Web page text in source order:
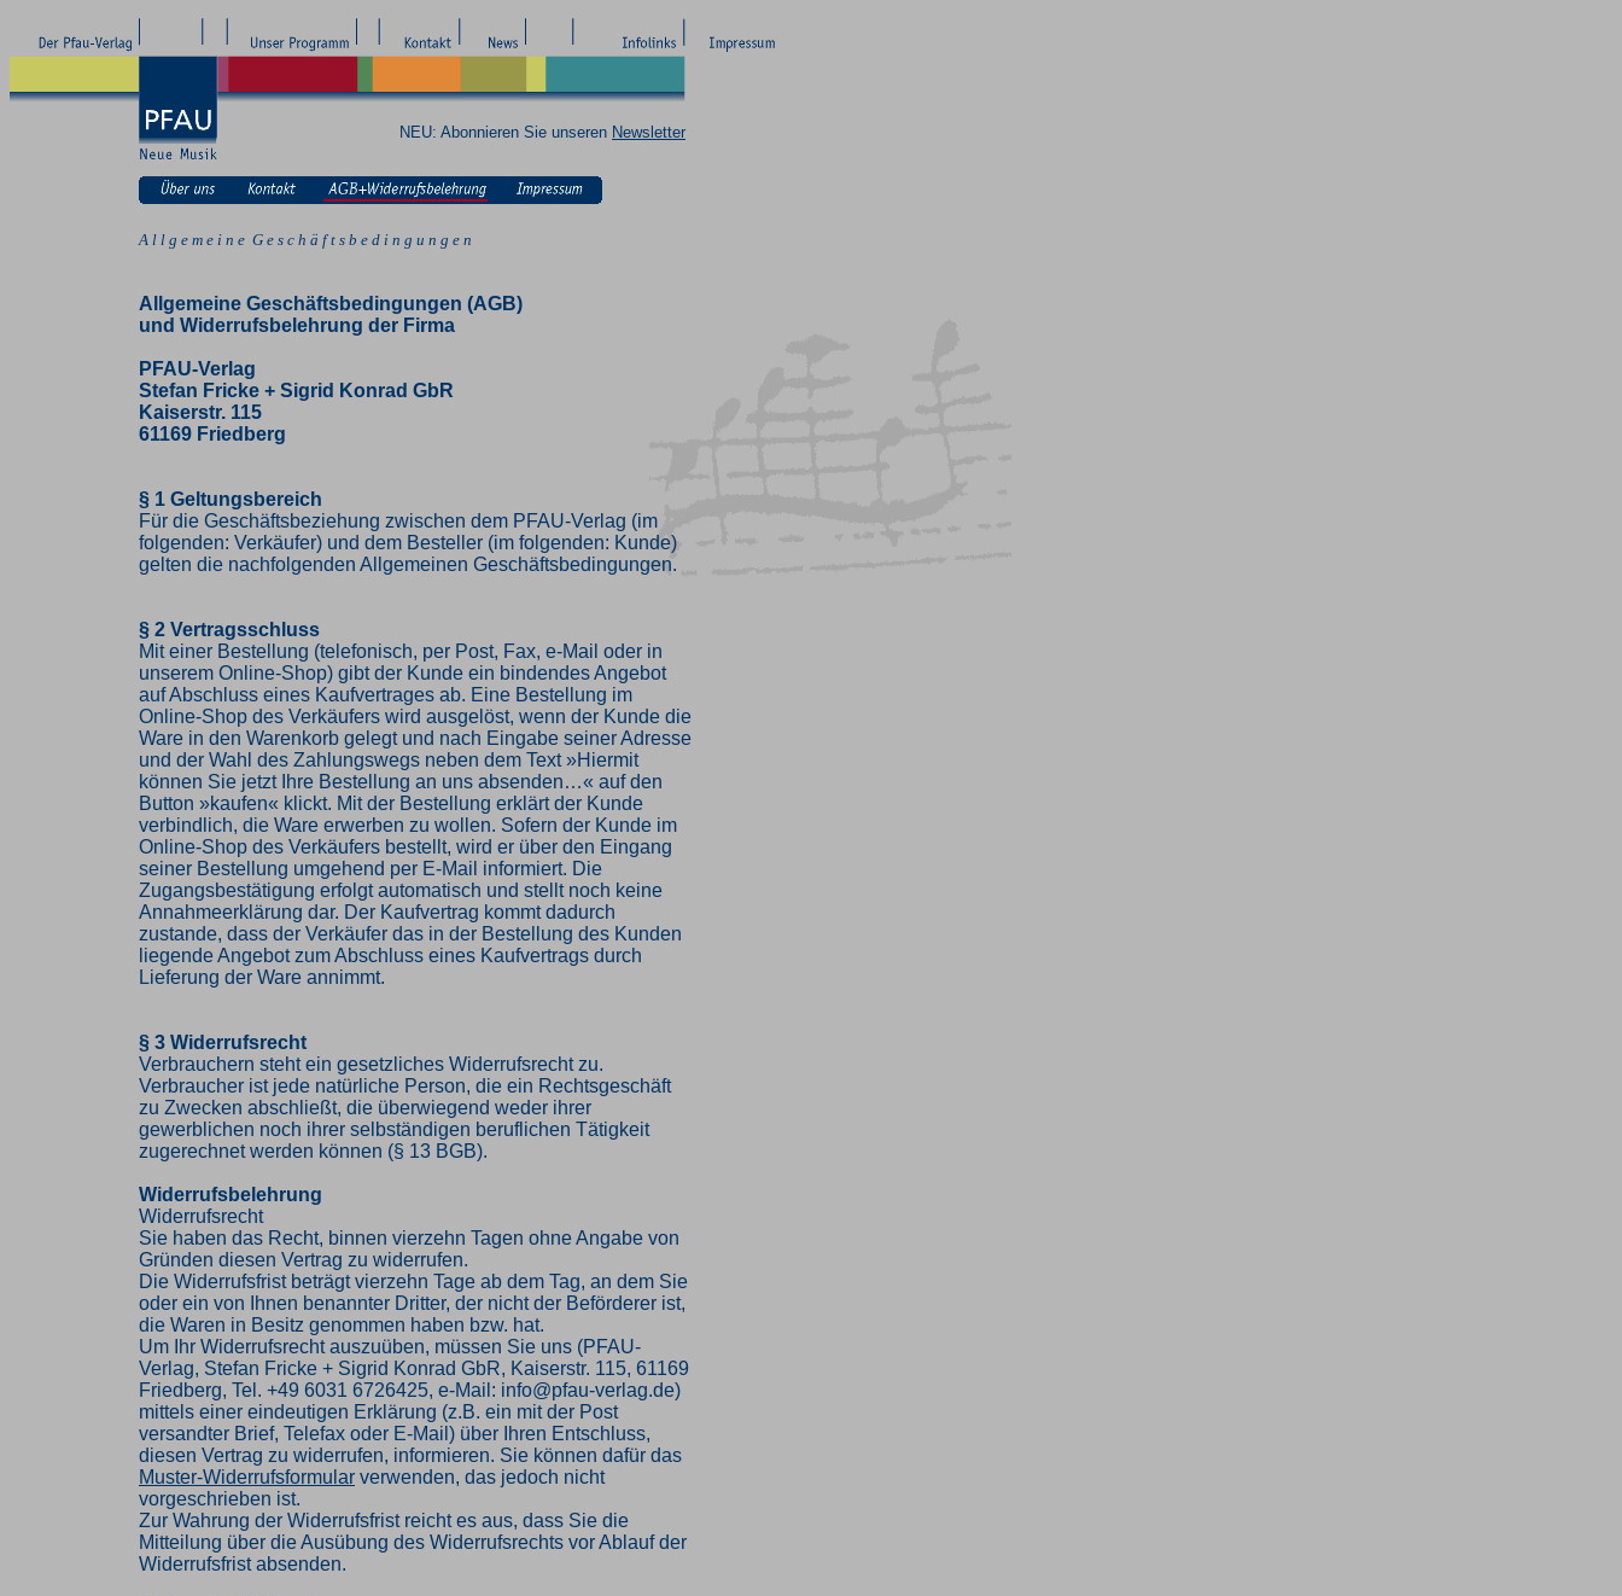
NEU: Abonnieren Sie unseren Newsletter
A l l g e m e i n e G e s c h ä f t s b e d i n g u n g e n
Allgemeine Geschäftsbedingungen (AGB)
und Widerrufsbelehrung der Firma
PFAU-Verlag
Stefan Fricke + Sigrid Konrad GbR
Kaiserstr. 115
61169 Friedberg
§ 1 Geltungsbereich
Für die Geschäftsbeziehung zwischen dem PFAU-Verlag (im
folgenden: Verkäufer) und dem Besteller (im folgenden: Kunde)
gelten die nachfolgenden Allgemeinen Geschäftsbedingungen.
§ 2 Vertragsschluss
Mit einer Bestellung (telefonisch, per Post, Fax, e-Mail oder in
unserem Online-Shop) gibt der Kunde ein bindendes Angebot
auf Abschluss eines Kaufvertrages ab. Eine Bestellung im
Online-Shop des Verkäufers wird ausgelöst, wenn der Kunde die
Ware in den Warenkorb gelegt und nach Eingabe seiner Adresse
und der Wahl des Zahlungswegs neben dem Text »Hiermit
können Sie jetzt Ihre Bestellung an uns absenden…« auf den
Button »kaufen« klickt. Mit der Bestellung erklärt der Kunde
verbindlich, die Ware erwerben zu wollen. Sofern der Kunde im
Online-Shop des Verkäufers bestellt, wird er über den Eingang
seiner Bestellung umgehend per E-Mail informiert. Die
Zugangsbestätigung erfolgt automatisch und stellt noch keine
Annahmeerklärung dar. Der Kaufvertrag kommt dadurch
zustande, dass der Verkäufer das in der Bestellung des Kunden
liegende Angebot zum Abschluss eines Kaufvertrags durch
Lieferung der Ware annimmt.
§ 3 Widerrufsrecht
Verbrauchern steht ein gesetzliches Widerrufsrecht zu.
Verbraucher ist jede natürliche Person, die ein Rechtsgeschäft
zu Zwecken abschließt, die überwiegend weder ihrer
gewerblichen noch ihrer selbständigen beruflichen Tätigkeit
zugerechnet werden können (§ 13 BGB).
Widerrufsbelehrung
Widerrufsrecht
Sie haben das Recht, binnen vierzehn Tagen ohne Angabe von
Gründen diesen Vertrag zu widerrufen.
Die Widerrufsfrist beträgt vierzehn Tage ab dem Tag, an dem Sie
oder ein von Ihnen benannter Dritter, der nicht der Beförderer ist,
die Waren in Besitz genommen haben bzw. hat.
Um Ihr Widerrufsrecht auszuüben, müssen Sie uns (PFAU-
Verlag, Stefan Fricke + Sigrid Konrad GbR, Kaiserstr. 115, 61169
Friedberg, Tel. +49 6031 6726425, e-Mail: info@pfau-verlag.de)
mittels einer eindeutigen Erklärung (z.B. ein mit der Post
versandter Brief, Telefax oder E-Mail) über Ihren Entschluss,
diesen Vertrag zu widerrufen, informieren. Sie können dafür das
Muster-Widerrufsformular verwenden, das jedoch nicht
vorgeschrieben ist.
Zur Wahrung der Widerrufsfrist reicht es aus, dass Sie die
Mitteilung über die Ausübung des Widerrufsrechts vor Ablauf der
Widerrufsfrist absenden.